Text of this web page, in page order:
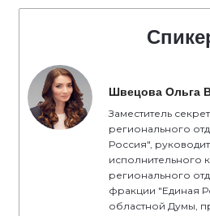
Швецова Ольга
Заместитель
регионального
Россия",
исполнительного
регионального
фракции "Единая
областной Думы,